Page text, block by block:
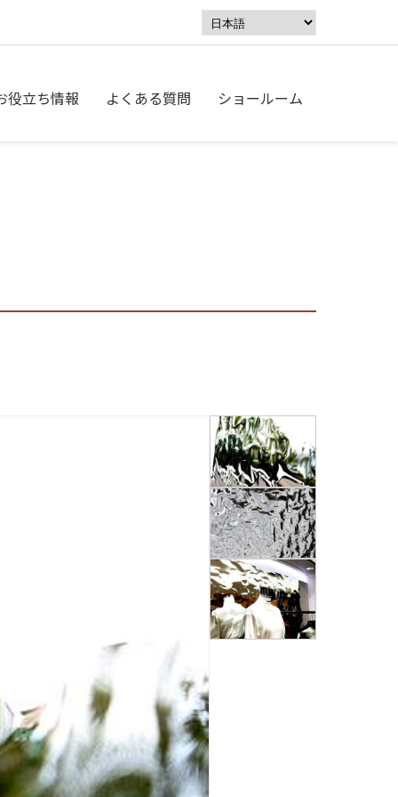
役立ち情報 よくある質問 ショールーム